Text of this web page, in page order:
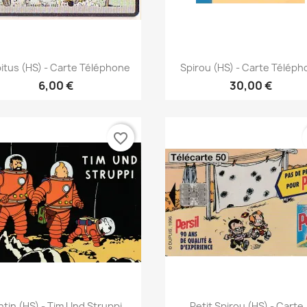
Γρήγορη προβολή
(HS) - Carte Téléphone
6,00 €
 Γρήγορη προβολή
Spirou (HS) - Carte
30,00 €
Γρήγορη προβολή
favorite_border
Γρήγορη προβολή